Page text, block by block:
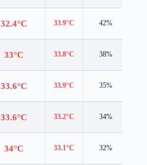
32.4°C 33.9°C 42%
33°C 33.8°C 38%
33.6°C 33.9°C 35%
33.6°C 33.2°C 34%
34°C 33.1°C 32%